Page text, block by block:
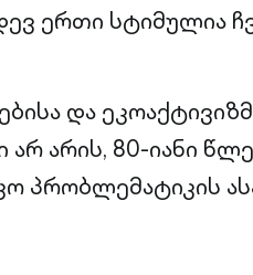
ერთი სტიმულია
და
არის, 80-იანი
პრობლემატიკის